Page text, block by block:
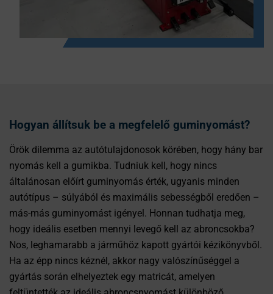
Hogyan állítsuk be a megfelelő guminyomást?
Örök dilemma az autótulajdonosok körében, hogy hány bar
nyomás kell a gumikba. Tudniuk kell, hogy nincs
általánosan előírt guminyomás érték, ugyanis minden
autótípus – súlyából és maximális sebességből eredően –
más-más guminyomást igényel. Honnan tudhatja meg,
hogy ideális esetben mennyi levegő kell az abroncsokba?
Nos, leghamarabb a járműhöz kapott gyártói kézikönyvből.
Ha az épp nincs kéznél, akkor nagy valószínűséggel a
gyártás során elhelyeztek egy matricát, amelyen